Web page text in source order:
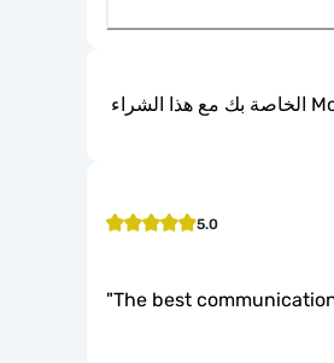
5.0
"The best